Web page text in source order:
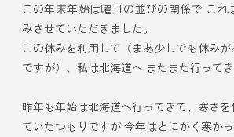
この年末年始は曜日の並びの関係で これ
みさせていただきました。
この休みを利用して（まあ少しでも休み
ですが）、私は北海道へ またまた行ってき
昨年も年始は北海道へ行ってきて、寒さ
ていたつもりですが 今年はとにかく寒かっ